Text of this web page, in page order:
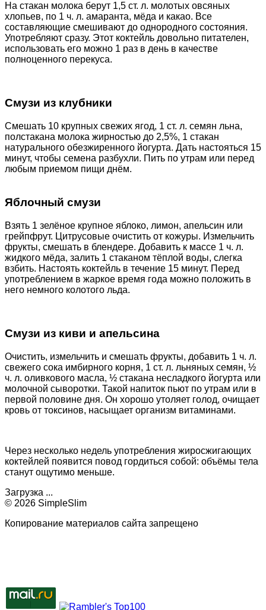
На стакан молока берут 1,5 ст. л. молотых овсяных
хлопьев, по 1 ч. л. амаранта, мёда и какао. Все
составляющие смешивают до однородного состояния.
Употребляют сразу. Этот коктейль довольно питателен,
использовать его можно 1 раз в день в качестве
полноценного перекуса.
Смузи из клубники
Смешать 10 крупных свежих ягод, 1 ст. л. семян льна,
полстакана молока жирностью до 2,5%, 1 стакан
натурального обезжиренного йогурта. Дать настояться 15
минут, чтобы семена разбухли. Пить по утрам или перед
любым приемом пищи днём.
Яблочный смузи
Взять 1 зелёное крупное яблоко, лимон, апельсин или
грейпфрут. Цитрусовые очистить от кожуры. Измельчить
фрукты, смешать в блендере. Добавить к массе 1 ч. л.
жидкого мёда, залить 1 стаканом тёплой воды, слегка
взбить. Настоять коктейль в течение 15 минут. Перед
употреблением в жаркое время года можно положить в
него немного колотого льда.
Смузи из киви и апельсина
Очистить, измельчить и смешать фрукты, добавить 1 ч. л.
свежего сока имбирного корня, 1 ст. л. льняных семян, ½
ч. л. оливкового масла, ½ стакана несладкого йогурта или
молочной сыворотки. Такой напиток пьют по утрам или в
первой половине дня. Он хорошо утоляет голод, очищает
кровь от токсинов, насыщает организм витаминами.
Через несколько недель употребления жиросжигающих
коктейлей появится повод гордиться собой: объёмы тела
станут ощутимо меньше.
Загрузка ...
© 2026 SimpleSlim
Копирование материалов сайта запрещено